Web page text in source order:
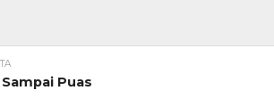
Sampai Puas